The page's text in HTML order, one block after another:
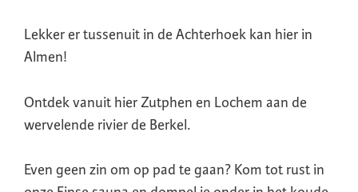
Lekker er tussenuit in de Achterhoek kan hier in
Almen!
Ontdek vanuit hier Zutphen en Lochem aan de
wervelende rivier de Berkel.
Even geen zin om op pad te gaan? Kom tot rust in